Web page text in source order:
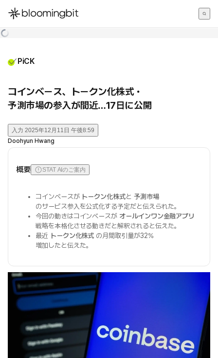
한국어
PiCK
コインベース、トークン化株式・
予測市場の参入が間近…17日に公開
入力 2025年12月11日 午後8:59
Doohyun Hwang
概要 STAT AIのご案内
コインベースが トークン化株式と 予測市場
のサービス参入を公式化する予定だと伝えられた。
今回の動きはコインベースが オールインワン金融アプリ
戦略を本格化させる動きだと解釈されると伝えた。
最近 トークン化株式 の月間取引量が32%
増加したと伝えた。